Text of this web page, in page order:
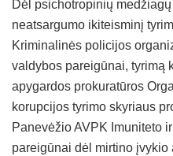
Dėl psichotropinių
neatsargumo ikiteisminį
Kriminalinės policijos
valdybos pareigūnai, tyrimą
apygardos prokuratūros
korupcijos tyrimo skyriaus
Panevėžio AVPK Imuniteto
pareigūnai dėl mirtino